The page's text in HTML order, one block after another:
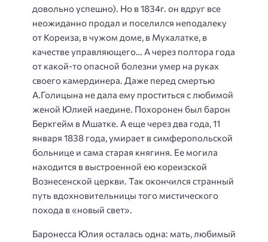
довольно успешно). Но в 1834г. он вдруг все
неожиданно продал и поселился неподалеку
от Кореиза, в чужом доме, в Мухалатке, в
качестве управляющего… А через полтора года
от какой-то опасной болезни умер на руках
своего камердинера. Даже перед смертью
А.Голицына не дала ему проститься с любимой
женой Юлией наедине. Похоронен был барон
Беркгейм в Мшатке. А еще через два года, 11
января 1838 года, умирает в симферопольской
больнице и сама старая княгиня. Ее могила
находится в выстроенной ею кореизской
Вознесенской церкви. Так окончился странный
путь вдохновительницы того мистического
похода в «новый свет».
Баронесса Юлия осталась одна: мать, любимый